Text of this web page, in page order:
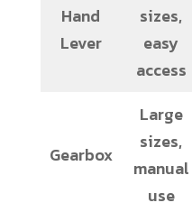
Hand
Lever
sizes,
easy
access
Gearbox
Large
sizes,
manual
use